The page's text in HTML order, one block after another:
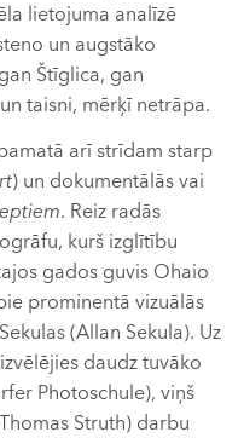
lietojuma analīzē
un augstāko
Štīglica, gan
taisni, mērķī netrāpa.
arī strīdam starp
) un dokumentālās vai
. Reiz radās
kurš izglītību
gados guvis Ohaio
prominentā vizuālās
(Allan Sekula). Uz
daudz tuvāko
Photoschule), viņš
Struth) darbu